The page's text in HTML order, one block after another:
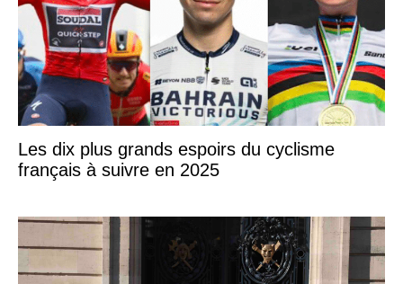
Les dix plus grands espoirs du cyclisme
français à suivre en 2025